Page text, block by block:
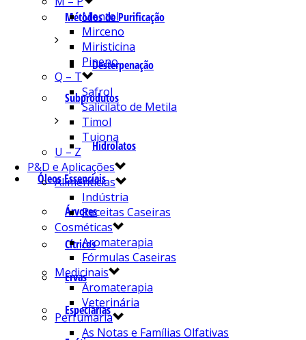
Métodos de Purificação
Desterpenação
Subprodutos
Hidrolatos
Óleos Essenciais
Árvores
Cítricos
Ervas
Especiarias
Mentol
Mirceno
Miristicina
Pineno
Q – T
Safrol
Salicilato de Metila
Timol
Tujona
U – Z
P&D e Aplicações
Alimentícias
Indústria
Receitas Caseiras
Cosméticas
Aromaterapia
Fórmulas Caseiras
Medicinais
Aromaterapia
Veterinária
Perfumaria
As Notas e Famílias Olfativas